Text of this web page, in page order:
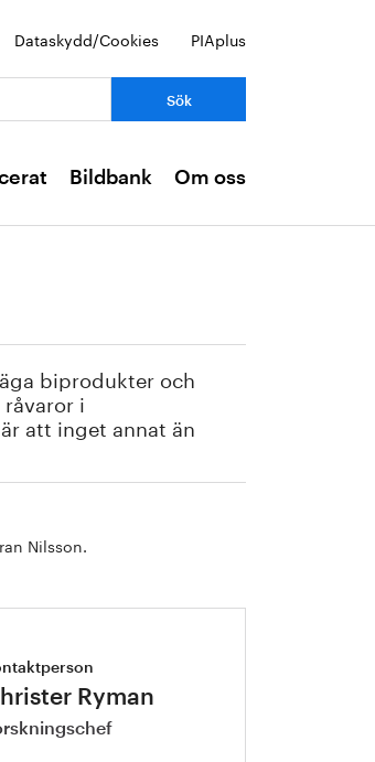
Dataskydd/Cookies PIAplus
Bildbank Om oss
biprodukter och
i
att inget annat än
Nilsson.
Ryman